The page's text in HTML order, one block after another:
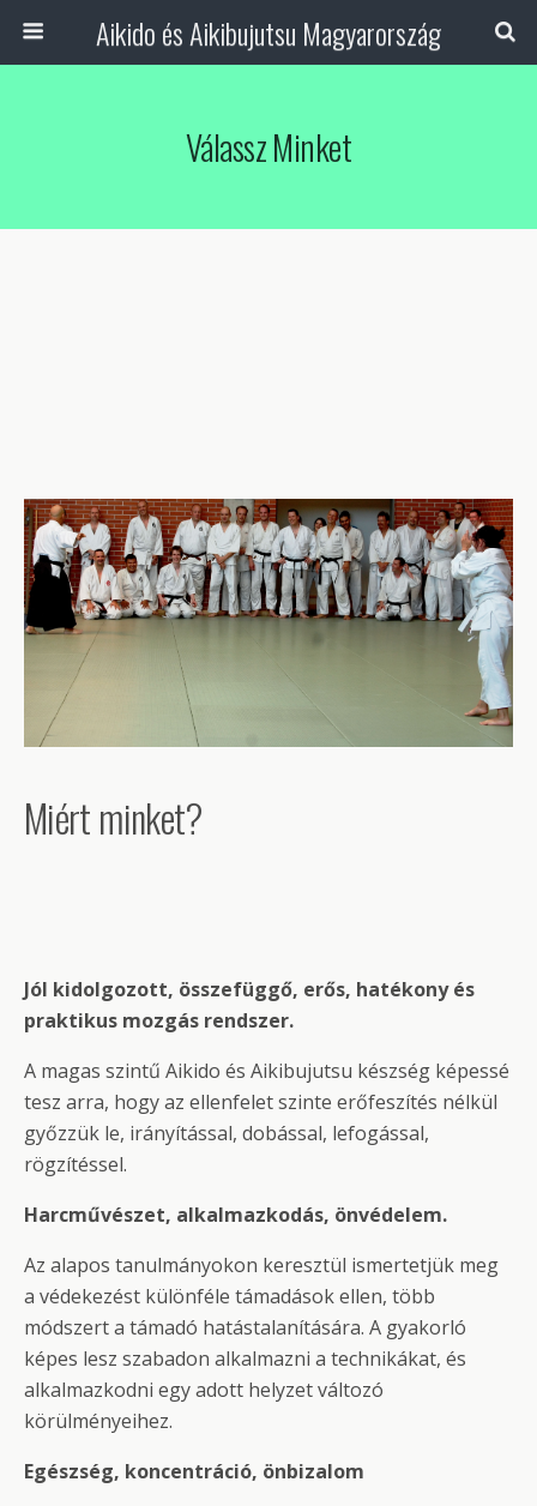
Aikido és Aikibujutsu Magyarország
Válassz Minket
Miért minket?
Jól kidolgozott, összefüggő, erős, hatékony és
praktikus mozgás rendszer.
A magas szintű Aikido és Aikibujutsu készség képessé
tesz arra, hogy az ellenfelet szinte erőfeszítés nélkül
győzzük le, irányítással, dobással, lefogással,
rögzítéssel.
Harcművészet, alkalmazkodás, önvédelem.
Az alapos tanulmányokon keresztül ismertetjük meg
a védekezést különféle támadások ellen, több
módszert a támadó hatástalanítására. A gyakorló
képes lesz szabadon alkalmazni a technikákat, és
alkalmazkodni egy adott helyzet változó
körülményeihez.
Egészség, koncentráció, önbizalom